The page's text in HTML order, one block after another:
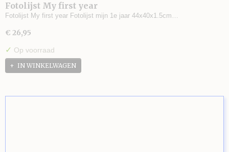
Fotolijst My first year
Fotolijst My first year Fotolijst mijn 1e jaar 44x40x1.5cm…
€ 26,95
✓ Op voorraad
IN WINKELWAGEN